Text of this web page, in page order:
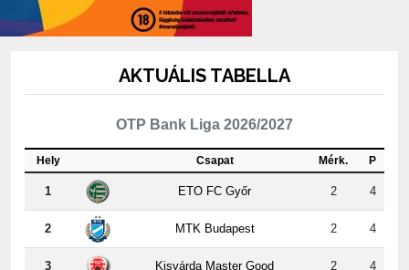
AKTUÁLIS TABELLA
OTP Bank Liga 2026/2027
Hely Csapat Mérk. P
1 ETO FC Győr 2 4
2 MTK Budapest 2 4
3 Kisvárda Master Good 2 4